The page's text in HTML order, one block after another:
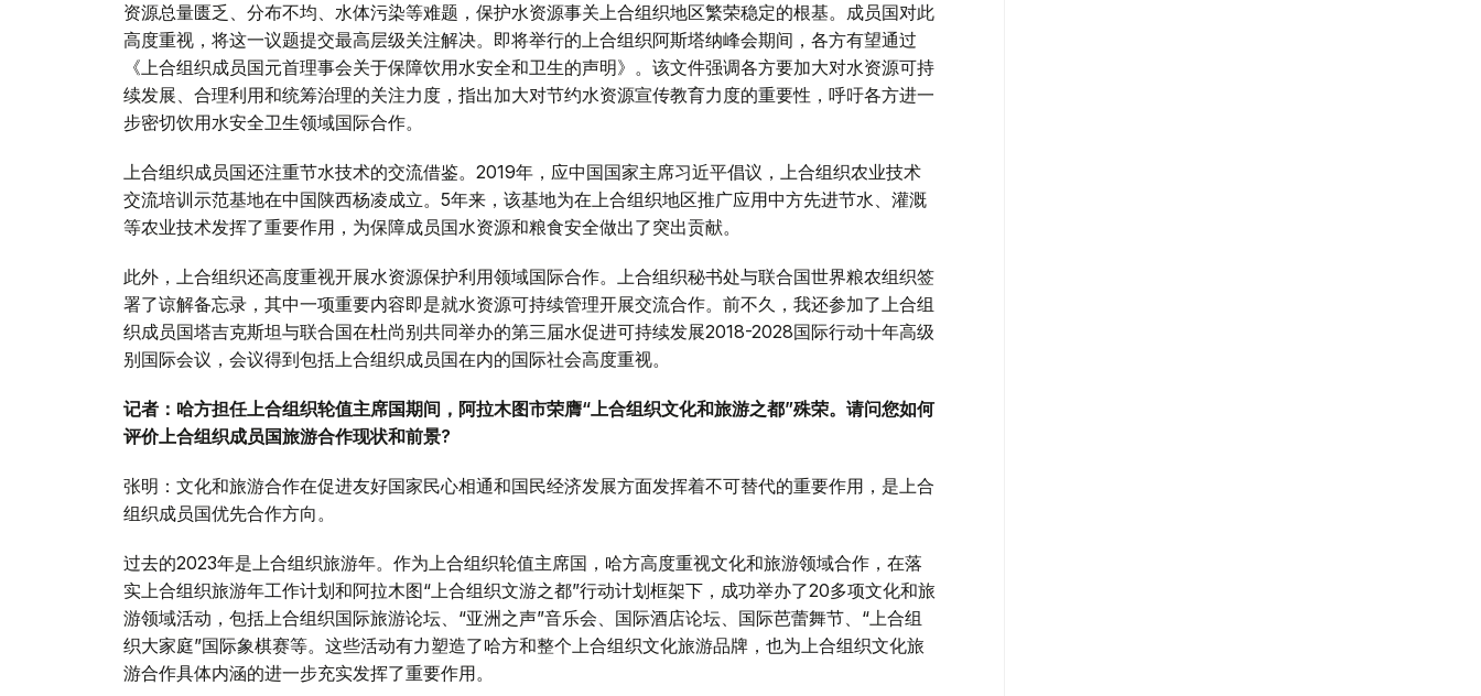
资源总量匮乏、分布不均、水体污染等难题，保护水资源事关上合组织地区繁荣稳定的根基。成员国对此
高度重视，将这一议题提交最高层级关注解决。即将举行的上合组织阿斯塔纳峰会期间，各方有望通过
《上合组织成员国元首理事会关于保障饮用水安全和卫生的声明》。该文件强调各方要加大对水资源可持
续发展、合理利用和统筹治理的关注力度，指出加大对节约水资源宣传教育力度的重要性，呼吁各方进一
步密切饮用水安全卫生领域国际合作。
上合组织成员国还注重节水技术的交流借鉴。2019年，应中国国家主席习近平倡议，上合组织农业技术
交流培训示范基地在中国陕西杨凌成立。5年来，该基地为在上合组织地区推广应用中方先进节水、灌溉
等农业技术发挥了重要作用，为保障成员国水资源和粮食安全做出了突出贡献。
此外，上合组织还高度重视开展水资源保护利用领域国际合作。上合组织秘书处与联合国世界粮农组织签
署了谅解备忘录，其中一项重要内容即是就水资源可持续管理开展交流合作。前不久，我还参加了上合组
织成员国塔吉克斯坦与联合国在杜尚别共同举办的第三届水促进可持续发展2018-2028国际行动十年高级
别国际会议，会议得到包括上合组织成员国在内的国际社会高度重视。
记者：哈方担任上合组织轮值主席国期间，阿拉木图市荣膺“上合组织文化和旅游之都”殊荣。请问您如何
评价上合组织成员国旅游合作现状和前景?
张明：文化和旅游合作在促进友好国家民心相通和国民经济发展方面发挥着不可替代的重要作用，是上合
组织成员国优先合作方向。
过去的2023年是上合组织旅游年。作为上合组织轮值主席国，哈方高度重视文化和旅游领域合作，在落
实上合组织旅游年工作计划和阿拉木图“上合组织文游之都”行动计划框架下，成功举办了20多项文化和旅
游领域活动，包括上合组织国际旅游论坛、“亚洲之声”音乐会、国际酒店论坛、国际芭蕾舞节、“上合组
织大家庭”国际象棋赛等。这些活动有力塑造了哈方和整个上合组织文化旅游品牌，也为上合组织文化旅
游合作具体内涵的进一步充实发挥了重要作用。